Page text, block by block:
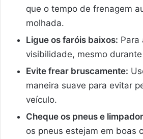
que o tempo de frenagem
molhada.
Ligue os faróis baixos: Para
visibilidade, mesmo
Evite frear bruscamente:
maneira suave para evitar
veículo.
Cheque os pneus e
os pneus estejam em boas